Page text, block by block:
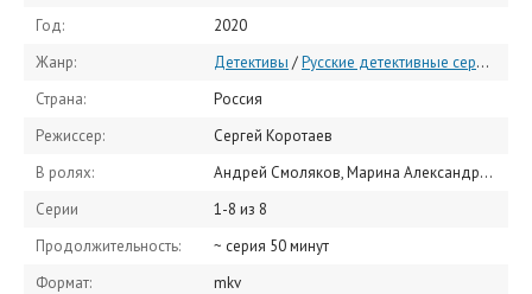
Год:
2020
Жанр:
Детективы /Русские детективные сериалы
Страна:
Россия
Режиссер:
Сергей Коротаев
В ролях:
Андрей Смоляков, Марина Александрова, Максим Аверин, Алёна Бабенко, Алексей Бардуков, Александр Голубев, Даниэла Стоянович, Евгения Крюкова, Екатерина Климова, Луиза Мосендз
Серии
1-8 из 8
Продолжительность:
~ серия 50 минут
Формат:
mkv